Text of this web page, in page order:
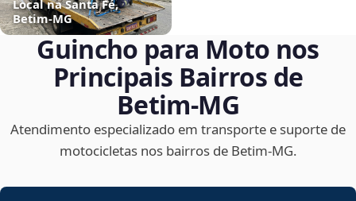
Local na Santa Fé,
Betim‑MG
Guincho para Moto nos
Principais Bairros de
Betim‑MG
Atendimento especializado em transporte e suporte de
motocicletas nos bairros de Betim‑MG.